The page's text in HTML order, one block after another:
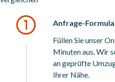
Anfrage-
Füllen Sie unser
Minuten aus. Wir
an geprüfte
Ihrer Nähe.